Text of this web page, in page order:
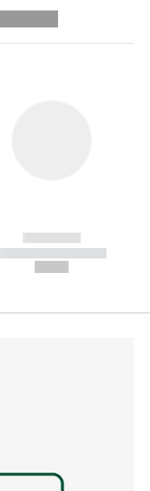
------------
-----------